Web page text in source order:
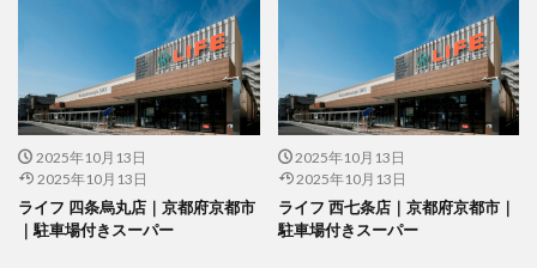
2025年10月13日
2025年10月13日
ライフ 四条烏丸店｜京都府京都市
｜駐車場付きスーパー
2025年10月13日
2025年10月13日
ライフ 西七条店｜京都府京都市｜
駐車場付きスーパー